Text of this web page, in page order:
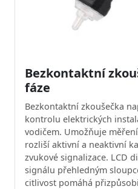
Bezkontaktní
fáze
Bezkontaktní zkoušečka
kontrolu elektrických
vodičem. Umožňuje
rozliší aktivní a neaktivní
zvukové signalizace. LCD
signálu přehledným
citlivost pomáhá